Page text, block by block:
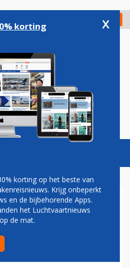
Check in
Podcasts Vacatures
bezorgt Embraer E-
korting x
korting op het beste van
Krijg onbeperkt
en de bijbehorende Apps.
het Luchtvaartnieuws
de mat.